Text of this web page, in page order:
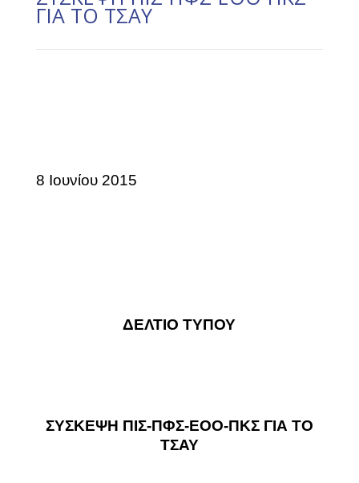
ΓΙΑ ΤΟ ΤΣΑΥ
8 Ιουνίου 2015
ΔΕΛΤΙΟ ΤΥΠΟΥ
ΣΥΣΚΕΨΗ ΠΙΣ-ΠΦΣ-ΕΟΟ-ΠΚΣ ΓΙΑ ΤΟ
ΤΣΑΥ